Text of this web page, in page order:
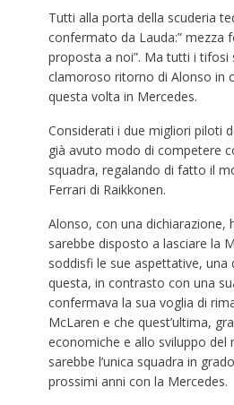
Tutti alla porta della scuderia
confermato da Lauda:” mezza
proposta a noi”. Ma tutti i tifosi
clamoroso ritorno di Alonso in
questa volta in Mercedes.
Considerati i due migliori piloti
già avuto modo di competere
squadra, regalando di fatto il
Ferrari di Raikkonen.
Alonso, con una dichiarazione,
sarebbe disposto a lasciare la
soddisfi le sue aspettative, una
questa, in contrasto con una
confermava la sua voglia di
McLaren e che quest’ultima,
economiche e allo sviluppo del
sarebbe l’unica squadra in
prossimi anni con la Mercedes.